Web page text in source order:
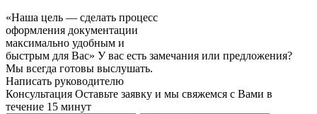
«Наша цель — сделать процесс
оформления документации
максимально удобным и
быстрым для Вас» У вас есть замечания или предложения?
Мы всегда готовы выслушать.
Написать руководителю
Консультация Оставьте заявку и мы свяжемся с Вами в
течение 15 минут